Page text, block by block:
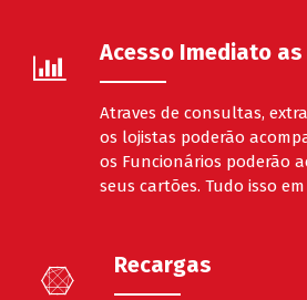
Acesso Imediato
Atraves de consultas,
os lojistas poderão
os Funcionários poderão
seus cartões. Tudo isso
Recargas